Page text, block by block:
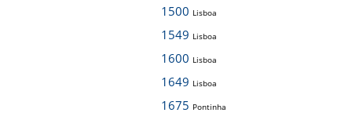
1500 Lisboa
1549 Lisboa
1600 Lisboa
1649 Lisboa
1675 Pontinha